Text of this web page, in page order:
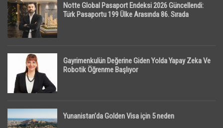
Notte Global Pasaport Endeksi 2026 Güncellendi:
Türk Pasaportu 199 Ülke Arasında 86. Sırada
Gayrimenkulün Değerine Giden Yolda Yapay Zeka Ve
Robotik Öğrenme Başlıyor
Yunanistan’da Golden Visa için 5 neden